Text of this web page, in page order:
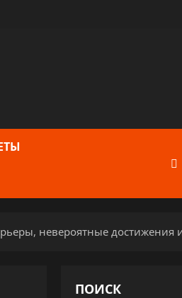
невероятные достижения
ПОИСК